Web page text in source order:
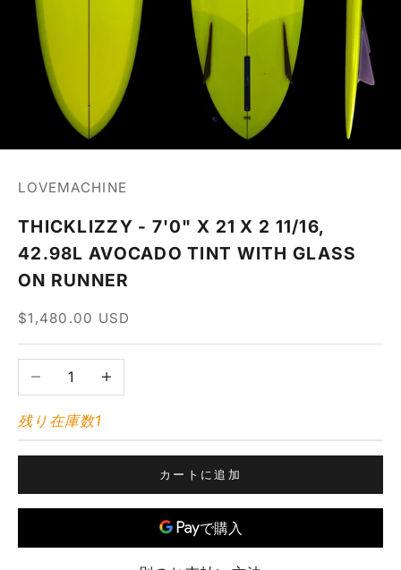
LOVEMACHINE
THICKLIZZY - 7'0" X 21 X 2 11/16,
42.98L AVOCADO TINT WITH GLASS
ON RUNNER
セール価格
$1,480.00 USD
数量を減らす数量を増やす
残り在庫数1
カートに追加